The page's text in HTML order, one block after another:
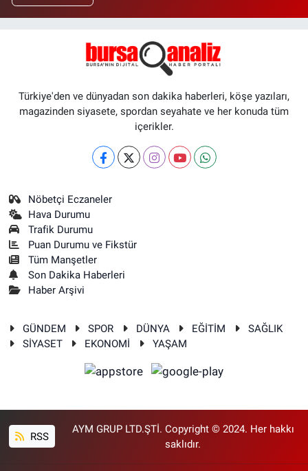
Türkiye'den ve dünyadan son dakika haberleri, köşe yazıları,
magazinden siyasete, spordan seyahate ve her konuda tüm
içerikler.
Nöbetçi Eczaneler
Hava Durumu
Trafik Durumu
Puan Durumu ve Fikstür
Tüm Manşetler
Son Dakika Haberleri
Haber Arşivi
GÜNDEM SPOR DÜNYA EĞİTİM
SAĞLIK
SİYASET
EKONOMİ YAŞAM
RSS
AYM GRUP LTD.ŞTİ. Copyright © 2024. Her hakkı
saklıdır.